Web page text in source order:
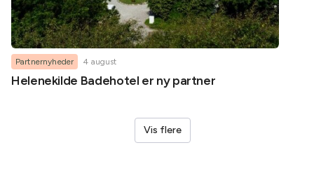
Partnernyheder 4 august
Helenekilde Badehotel er ny partner
Vis flere